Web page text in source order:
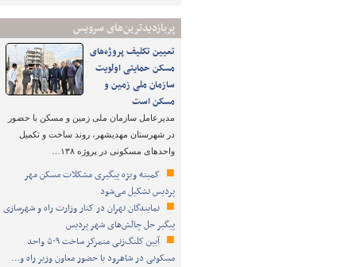
پربازدیدترین‌های سرویس
تعیین تکلیف پروژه‌های
مسکن حمایتی اولویت
سازمان ملی زمین و
مسکن است
مدیرعامل سازمان ملی زمین و مسکن با حضور
در شهرستان مهدیشهر، روند ساخت و تکمیل
واحدهای مسکونی در پروژه ۱۳۸…
کمیته ویژه پیگیری مشکلات مسکن مهر
پردیس تشکیل می‌شود
نمایندگان تهران در کنار وزارت راه و شهرسازی
پیگیر حل چالش‌های شهر پردیس
آیین کلنگ‌زنی متمرکز ساخت ۵۰۹ واحد
مسکونی در شاهرود با حضور معاون وزیر راه و…